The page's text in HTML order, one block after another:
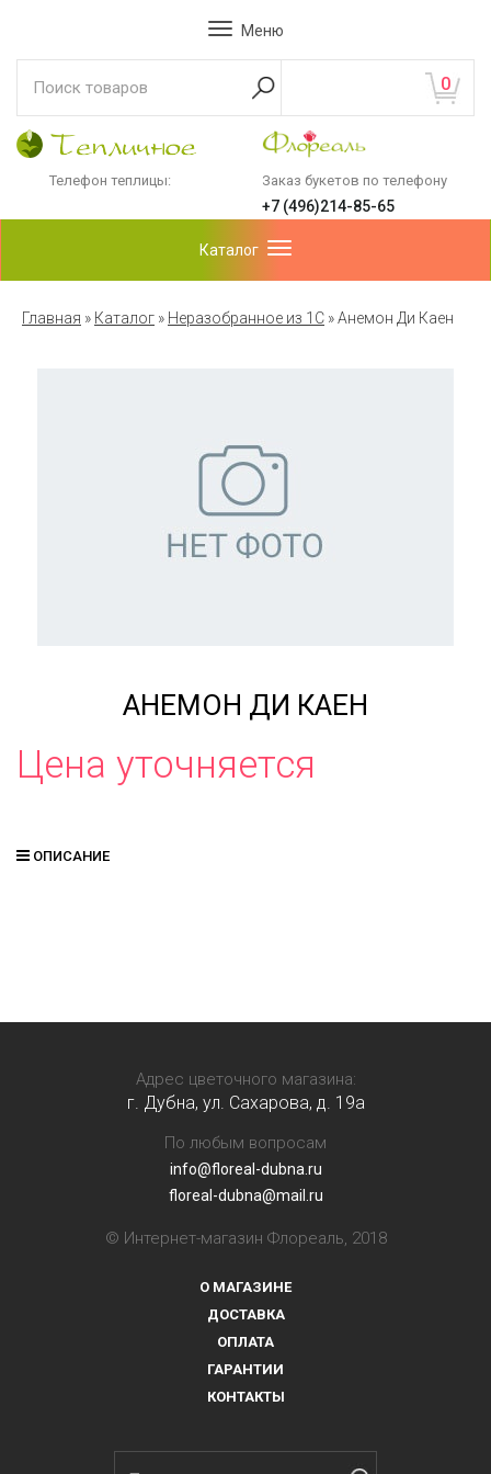
Меню
0
Телефон теплицы: Заказ букетов по телефону
+7 (496)214-85-65
Каталог
Главная » Каталог » Неразобранное из 1С »Анемон Ди Каен
АНЕМОН ДИ КАЕН
Цена уточняется
ОПИСАНИЕ
Адрес цветочного магазина:
г. Дубна, ул. Сахарова, д. 19a
По любым вопросам
info@floreal-dubna.ru
floreal-dubna@mail.ru
© Интернет-магазин Флореаль, 2018
О МАГАЗИНЕ
ДОСТАВКА
ОПЛАТА
ГАРАНТИИ
КОНТАКТЫ